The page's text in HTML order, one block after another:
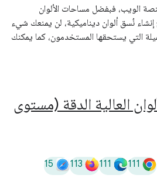
لمنصة الويب، فبفضل مساحات الألوان
نُسق ألوان ديناميكية، لن يمنعك شيء
التي يستحقها المستخدمون، كما يمكنك
العالية الدقة (مستوى
111
111
113
15